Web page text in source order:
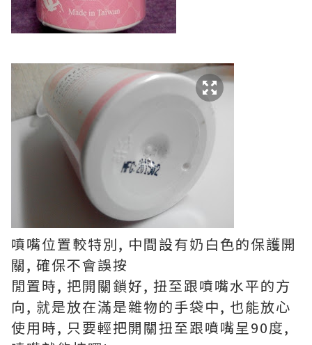
噴嘴位置較特別, 中間設有奶白色的保護開
關, 確保不會誤按
閒置時, 把開關鎖好, 扭至跟噴嘴水平的方
向, 就是放在滿是雜物的手袋中, 也能放心
使用時, 只要輕把開關扭至跟噴嘴呈90度,